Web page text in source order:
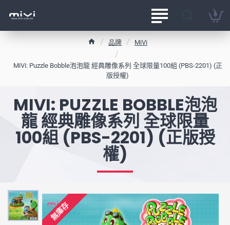
MIVI: PUZZLE BOBBLE泡泡
龍 經典雕像系列 全球限量
100組 (PBS-2201) (正版授
權)
m
e
品牌 MiVi
MiVi: Puzzle Bobble泡泡龍 經典雕像系列 全球限量100組 (PBS-2201) (正
版授權)
無庫存